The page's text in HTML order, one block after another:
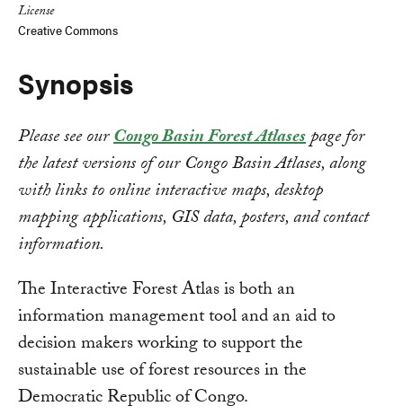
License
Creative Commons
Synopsis
Please see ourCongo Basin Forest Atlasespage for
the latest versions of our Congo Basin Atlases, along
with links to online interactive maps, desktop
mapping applications, GIS data, posters, and contact
information.
The Interactive Forest Atlas is both an
information management tool and an aid to
decision makers working to support the
sustainable use of forest resources in the
Democratic Republic of Congo.